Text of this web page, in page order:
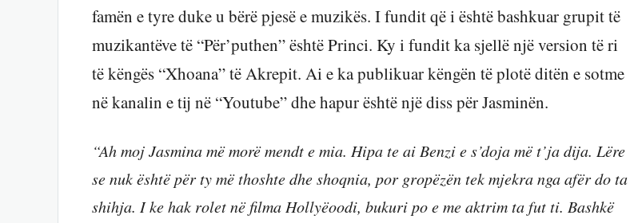
famën e tyre duke u bërë pjesë e muzikës. I fundit që i është bashkuar grupit të
muzikantëve të “Për’puthen” është Princi. Ky i fundit ka sjellë një version të ri
të këngës “Xhoana” të Akrepit. Ai e ka publikuar këngën të plotë ditën e sotme
në kanalin e tij në “Youtube” dhe hapur është një diss për Jasminën.
“Ah moj Jasmina më morë mendt e mia. Hipa te ai Benzi e s’doja më t’ja dija. Lëre
se nuk është për ty më thoshte dhe shoqnia, por gropëzën tek mjekra nga afër do ta
shihja. I ke hak rolet në filma Hollyëoodi, bukuri po e me aktrim ta fut ti. Bashkë